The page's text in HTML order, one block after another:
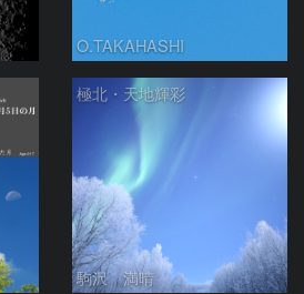
O.TAKAHASHI
極北・天地輝彩
駒沢 満晴